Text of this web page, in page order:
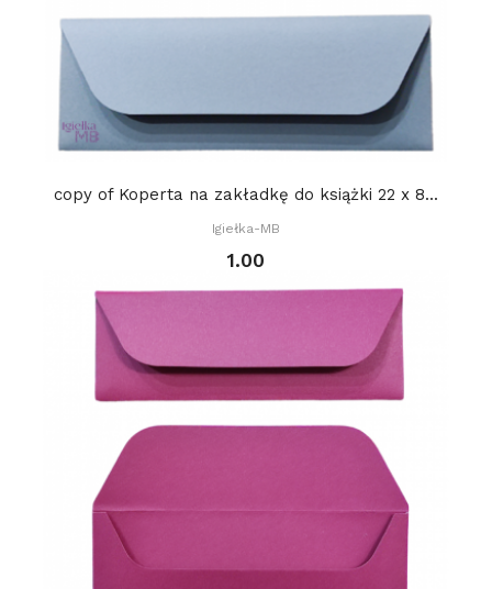
copy of Koperta na zakładkę do książki 22 x 8...
Igiełka-MB
1.00